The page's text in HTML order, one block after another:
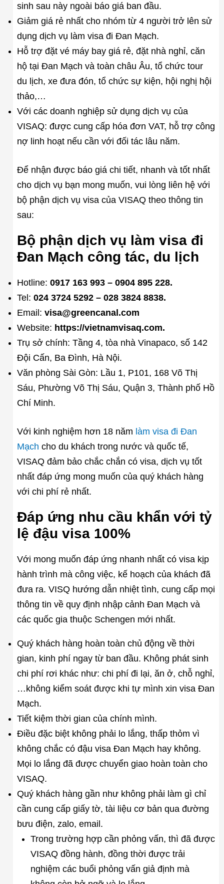
sinh sau này ngoài báo giá ban đầu.
Giảm giá rẻ nhất cho nhóm từ 4 người trở lên sử
dụng dịch vụ làm visa đi Đan Mạch.
Hỗ trợ đặt vé máy bay giá rẻ, đặt nhà nghỉ, căn
hộ tại Đan Mạch và toàn châu Âu, tổ chức tour
du lịch, xe đưa đón, tổ chức sự kiện, hội nghị hội
thảo,…
Với các doanh nghiệp sử dụng dịch vụ của
VISAQ: được cung cấp hóa đơn VAT, hỗ trợ công
nợ linh hoạt nếu cần với đối tác lâu năm.
Để nhận được báo giá chi tiết, nhanh và tốt nhất
cho dịch vụ bạn mong muốn, vui lòng liên hệ với
bộ phận dịch vụ visa của VISAQ theo thông tin
sau:
Bộ phận dịch vụ làm visa đi
Đan Mạch công tác, du lịch
Hotline: 0917 163 993 – 0904 895 228.
Tel: 024 3724 5292 – 028 3824 8838.
Email: visa@greencanal.com
Website: https://vietnamvisaq.com.
Trụ sở chính: Tầng 4, tòa nhà Vinapaco, số 142
Đội Cấn, Ba Đình, Hà Nội.
Văn phòng Sài Gòn: Lầu 1, P101, 168 Võ Thị
Sáu, Phường Võ Thị Sáu, Quận 3, Thành phố Hồ
Chí Minh.
Với kinh nghiệm hơn 18 năm làm visa đi Đan
Mạch cho du khách trong nước và quốc tế,
VISAQ đảm bảo chắc chắn có visa, dịch vụ tốt
nhất đáp ứng mong muốn của quý khách hàng
với chi phí rẻ nhất.
Đáp ứng nhu cầu khẩn với tỷ
lệ đậu visa 100%
Với mong muốn đáp ứng nhanh nhất có visa kịp
hành trình mà công việc, kế hoạch của khách đã
đưa ra. VISQ hướng dẫn nhiệt tình, cung cấp mọi
thông tin về quy định nhập cảnh Đan Mạch và
các quốc gia thuộc Schengen mới nhất.
Quý khách hàng hoàn toàn chủ động về thời
gian, kinh phí ngay từ ban đầu. Không phát sinh
chi phí rơi khác như: chi phí đi lại, ăn ở, chỗ nghỉ,
…không kiểm soát được khi tự mình xin visa Đan
Mạch.
Tiết kiệm thời gian của chính mình.
Điều đặc biệt không phải lo lắng, thấp thỏm vì
không chắc có đậu visa Đan Mạch hay không.
Mọi lo lắng đã được chuyển giao hoàn toàn cho
VISAQ.
Quý khách hàng gần như không phải làm gì chỉ
cần cung cấp giấy tờ, tài liệu cơ bản qua đường
bưu điện, zalo, email.
Trong trường hợp cần phỏng vấn, thì đã được
VISAQ đồng hành, đồng thời được trải
nghiệm các buổi phỏng vấn giả định mà